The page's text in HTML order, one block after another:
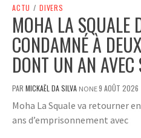
ACTU / DIVERS
MOHA LA SQUALE
CONDAMNÉ À
DONT UN AN
PAR MICKAËL DA SILVA NONE9 AOÛT 2026
Moha La Squale va retourner
ans d’emprisonnement avec